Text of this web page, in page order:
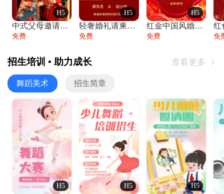
H5
中式父母邀请函婚礼结婚请柬请贴父母邀请方
免费
H5
轻奢婚礼请柬婚礼邀请函结婚照请帖
免费
H5
红金中国风婚礼请柬出阁喜宴嫁女请帖出阁宴
免费 免
招生培训 • 助力成长 查看更多 
舞蹈美术 招生简章
H5 H5 H5